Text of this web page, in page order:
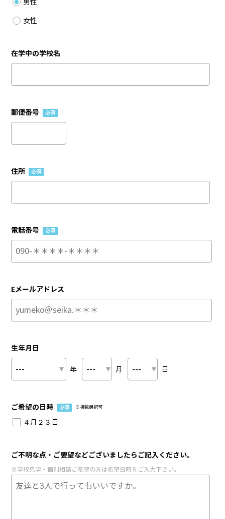
男性
女性
在学中の学校名
郵便番号 必須
住所 必須
電話番号 必須
Eメールアドレス
生年月日
年 月 日
ご希望の日時 必須 ※複数選択可
４月２３日
ご不明な点・ご要望などございましたらご記入ください。
※学校見学・個別相談ご希望の方は希望日時をご入力下さい。